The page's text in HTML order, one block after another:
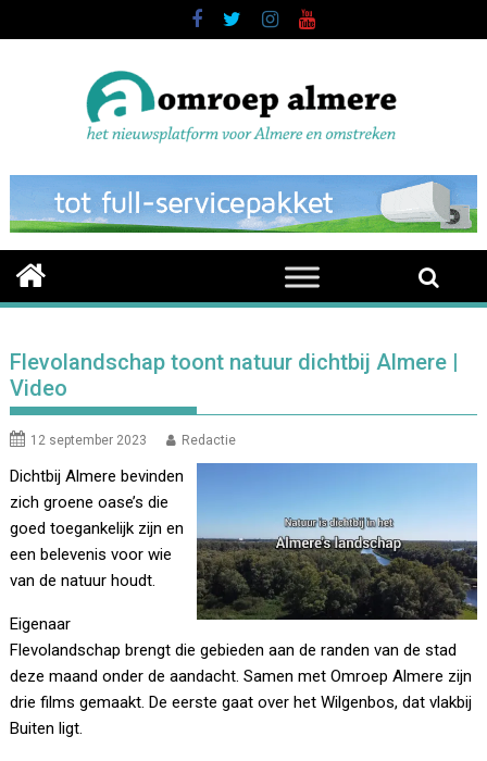
to
Flevolandschap toont natuur dichtbij Almere |
Video
12 september 2023 Redactie
Dichtbij Almere bevinden
zich groene oase’s die
goed toegankelijk zijn en
een belevenis voor wie
van de natuur houdt.
Eigenaar
Flevolandschap brengt die gebieden aan de randen van de stad
deze maand onder de aandacht. Samen met Omroep Almere zijn
drie films gemaakt. De eerste gaat over het Wilgenbos, dat vlakbij
Buiten ligt.